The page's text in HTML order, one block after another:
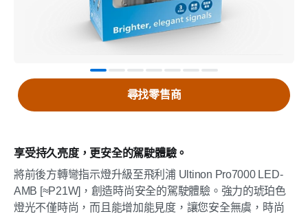
享受持久亮度，更安全的駕駛體驗。
將前後方轉彎指示燈升級至飛利浦 Ultinon Pro7000 LED-
AMB [≈P21W]，創造時尚安全的駕駛體驗。強力的琥珀色
燈光不僅時尚，而且能增加能見度，讓您安全無虞，時尚
尋找零售商